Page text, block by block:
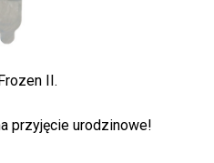
II.
przyjęcie urodzinowe!